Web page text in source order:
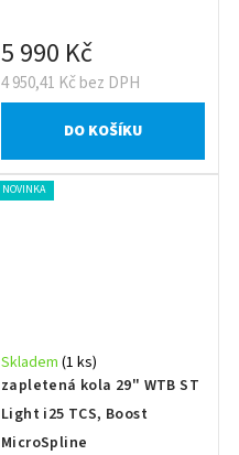
4 950,41 Kč bez DPH
5 990 Kč
DO KOŠÍKU
NOVINKA
zapletená kola 29" WTB ST
Light i25 TCS, Boost
MicroSpline
Skladem (1 ks)